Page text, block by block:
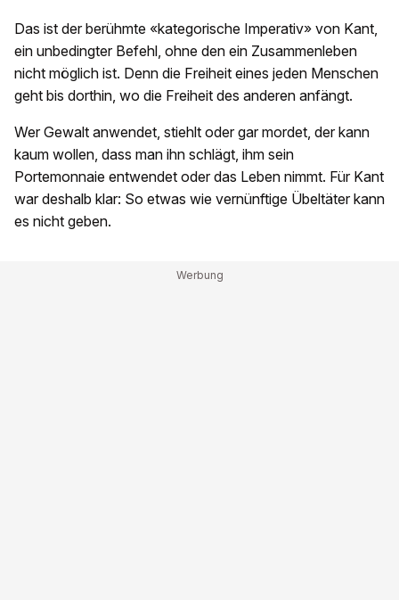
Das ist der berühmte «kategorische Imperativ» von Kant,
ein unbedingter Befehl, ohne den ein Zusammenleben
nicht möglich ist. Denn die Freiheit eines jeden Menschen
geht bis dorthin, wo die Freiheit des anderen anfängt.
Wer Gewalt anwendet, stiehlt oder gar mordet, der kann
kaum wollen, dass man ihn schlägt, ihm sein
Portemonnaie entwendet oder das Leben nimmt. Für Kant
war deshalb klar: So etwas wie vernünftige Übeltäter kann
es nicht geben.